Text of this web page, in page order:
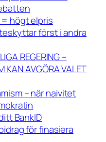
högt elpris
först i andra
REGERING –
KAN AVGÖRA VALET
– när naivitet
BankID
för finasiera